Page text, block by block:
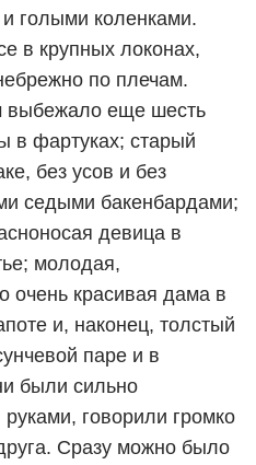
голыми коленками.
в крупных локонах,
по плечам.
выбежало еще шесть
в фартуках; старый
без усов и без
седыми бакенбардами;
девица в
молодая,
очень красивая дама в
и, наконец, толстый
паре и в
были сильно
говорили громко
Сразу можно было